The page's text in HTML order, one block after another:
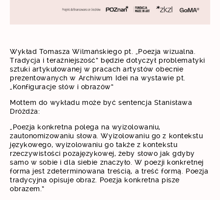
Wykład Tomasza Wilmańskiego pt. „Poezja wizualna.
Tradycja i teraźniejszość” będzie dotyczył problematyki
sztuki artykułowanej w pracach artystów obecnie
prezentowanych w Archiwum Idei na wystawie pt.
„Konfiguracje słów i obrazów”
Mottem do wykładu może być sentencja Stanisława
Dróżdża:
„Poezja konkretna polega na wyizolowaniu,
zautonomizowaniu słowa. Wyizolowaniu go z kontekstu
językowego, wyizolowaniu go także z kontekstu
rzeczywistości pozajęzykowej, żeby słowo jak gdyby
samo w sobie i dla siebie znaczyło. W poezji konkretnej
forma jest zdeterminowana treścią, a treść formą. Poezja
tradycyjna opisuje obraz. Poezja konkretna pisze
obrazem.”